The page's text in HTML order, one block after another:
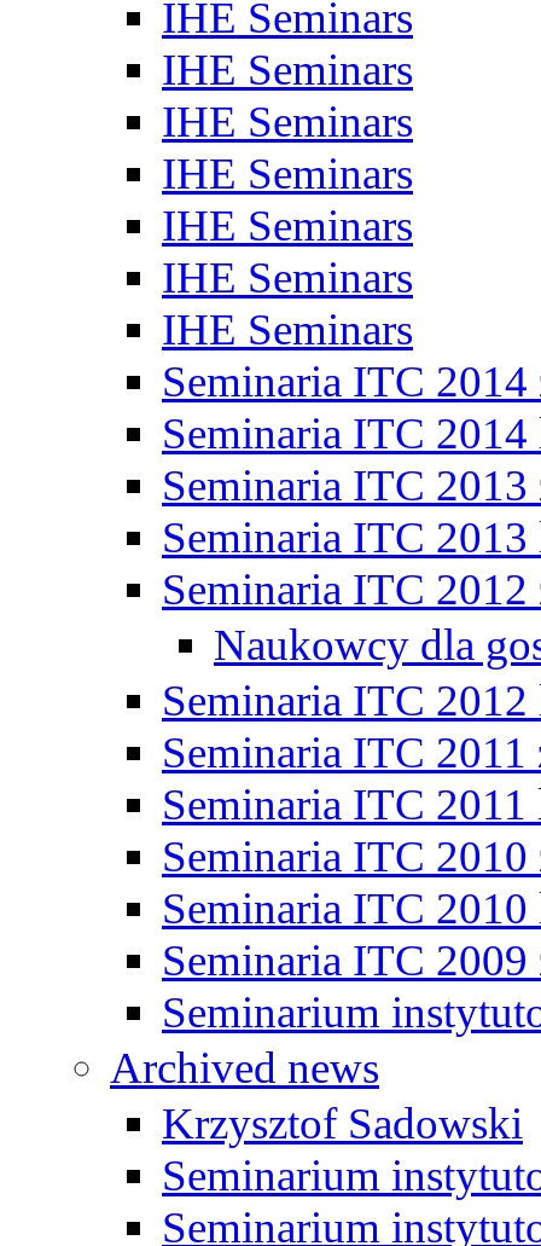
IHE Seminars
IHE Seminars
IHE Seminars
IHE Seminars
IHE Seminars
IHE Seminars
IHE Seminars
Seminaria ITC 2014
Seminaria ITC 2014
Seminaria ITC 2013
Seminaria ITC 2013
Seminaria ITC 2012
Naukowcy dla
Seminaria ITC 2012
Seminaria ITC 2011
Seminaria ITC 2011
Seminaria ITC 2010
Seminaria ITC 2010
Seminaria ITC 2009
Seminarium
Archived news
Krzysztof Sadowski
Seminarium
Seminarium